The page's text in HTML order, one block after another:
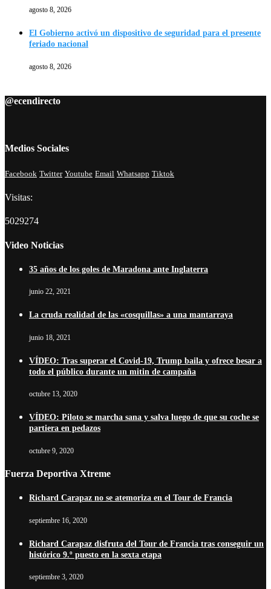
agosto 8, 2026
El Gobierno activó un dispositivo de seguridad para el presente
feriado nacional
agosto 8, 2026
@ecendirecto
Medios Sociales
Facebook Twitter Youtube Email Whatsapp Tiktok
Visitas:
5029274
Video Noticias
35 años de los goles de Maradona ante Inglaterra
junio 22, 2021
La cruda realidad de las «cosquillas» a una mantarraya
junio 18, 2021
VÍDEO: Tras superar el Covid-19, Trump baila y ofrece besar a
todo el público durante un mitin de campaña
octubre 13, 2020
VÍDEO: Piloto se marcha sana y salva luego de que su coche se
partiera en pedazos
octubre 9, 2020
Fuerza Deportiva Xtreme
Richard Carapaz no se atemoriza en el Tour de Francia
septiembre 16, 2020
Richard Carapaz disfruta del Tour de Francia tras conseguir un
histórico 9.º puesto en la sexta etapa
septiembre 3, 2020